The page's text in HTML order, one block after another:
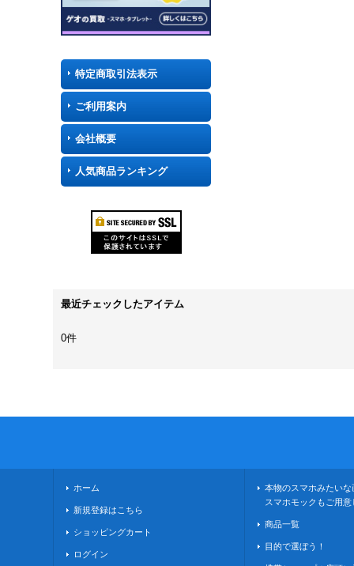
特定商取引法表示
ご利用案内
会社概要
人気商品ランキング
最近チェックしたアイテム
0件
ホーム
新規登録はこちら
ショッピングカート
ログイン
本物のスマホみたい
スマホモックもご用
商品一覧
目的で選ぼう！